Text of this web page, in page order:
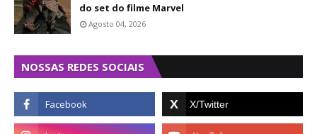
do set do filme Marvel
Agosto 04, 2026
NOSSAS REDES SOCIAIS